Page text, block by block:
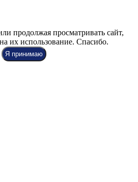
продолжая просматривать сайт,
их использование. Спасибо.
Я принимаю